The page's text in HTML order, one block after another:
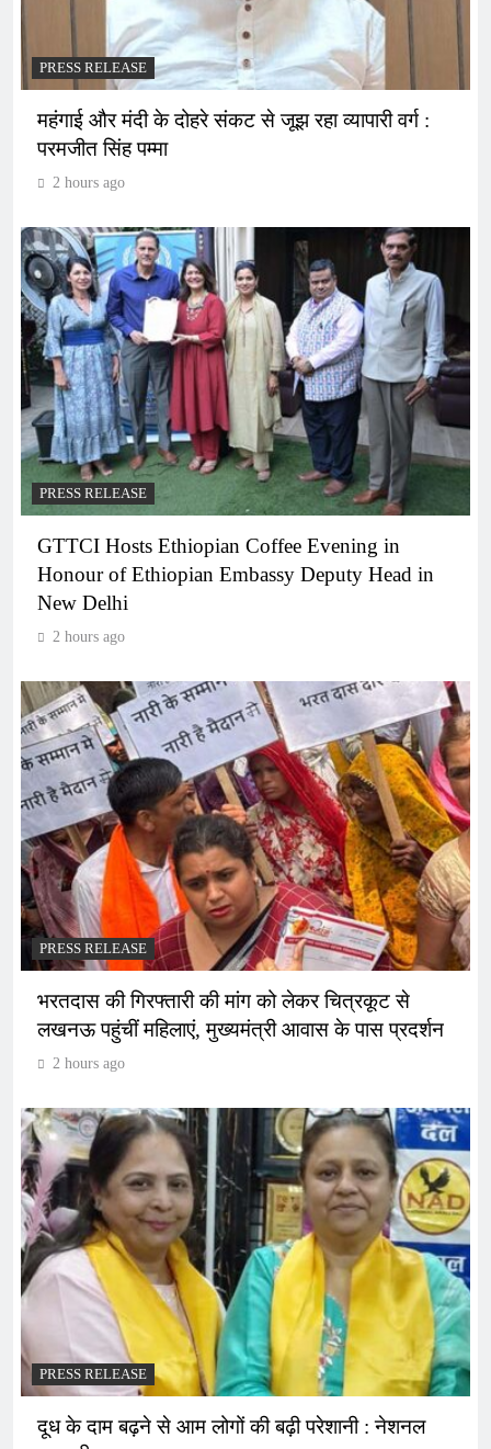
PRESS RELEASE
महंगाई और मंदी के दोहरे संकट से जूझ रहा व्यापारी वर्ग :
परमजीत सिंह पम्मा
2 hours ago
PRESS RELEASE
GTTCI Hosts Ethiopian Coffee Evening in
Honour of Ethiopian Embassy Deputy Head in
New Delhi
2 hours ago
PRESS RELEASE
भरतदास की गिरफ्तारी की मांग को लेकर चित्रकूट से
लखनऊ पहुंचीं महिलाएं, मुख्यमंत्री आवास के पास प्रदर्शन
2 hours ago
PRESS RELEASE
दूध के दाम बढ़ने से आम लोगों की बढ़ी परेशानी : नेशनल